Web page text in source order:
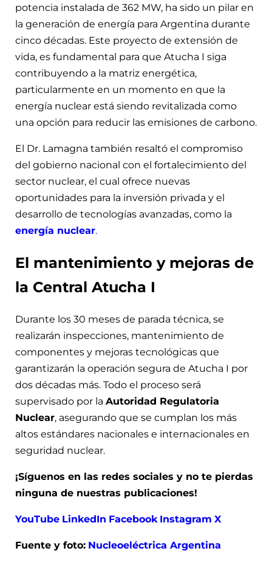
potencia instalada de 362 MW, ha sido un pilar en
la generación de energía para Argentina durante
cinco décadas. Este proyecto de extensión de
vida, es fundamental para que Atucha I siga
contribuyendo a la matriz energética,
particularmente en un momento en que la
energía nuclear está siendo revitalizada como
una opción para reducir las emisiones de carbono.
El Dr. Lamagna también resaltó el compromiso
del gobierno nacional con el fortalecimiento del
sector nuclear, el cual ofrece nuevas
oportunidades para la inversión privada y el
desarrollo de tecnologías avanzadas, como la
energía nuclear.
El mantenimiento y mejoras de
la Central Atucha I
Durante los 30 meses de parada técnica, se
realizarán inspecciones, mantenimiento de
componentes y mejoras tecnológicas que
garantizarán la operación segura de Atucha I por
dos décadas más. Todo el proceso será
supervisado por la Autoridad Regulatoria
Nuclear, asegurando que se cumplan los más
altos estándares nacionales e internacionales en
seguridad nuclear.
¡Síguenos en las redes sociales y no te pierdas
ninguna de nuestras publicaciones!
YouTube LinkedIn Facebook Instagram X
Fuente y foto: Nucleoeléctrica Argentina